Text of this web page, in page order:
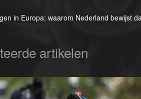
in Europa: waarom Nederland bewijst
artikelen